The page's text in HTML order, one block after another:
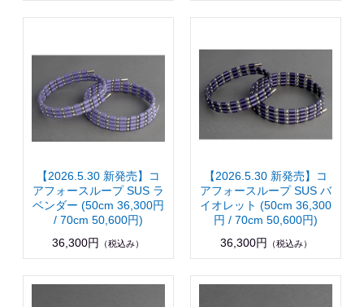
【2026.5.30 新発売】コ
アフォースループ SUS ラ
ベンダー (50cm 36,300円
/ 70cm 50,600円)
36,300円
（税込み）
【2026.5.30 新発売】コ
アフォースループ SUS バ
イオレット (50cm 36,300
円 / 70cm 50,600円)
36,300円
（税込み）